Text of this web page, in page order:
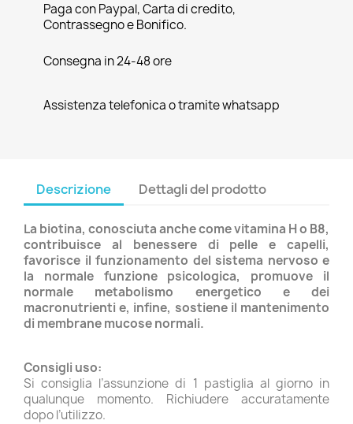
Paga con Paypal, Carta di credito,
Contrassegno e Bonifico.
Consegna in 24-48 ore
Assistenza telefonica o tramite whatsapp
Descrizione Dettagli del prodotto
La biotina, conosciuta anche come vitamina H o B8,
contribuisce al benessere di pelle e capelli,
favorisce il funzionamento del sistema nervoso e
la normale funzione psicologica, promuove il
normale metabolismo energetico e dei
macronutrienti e, infine, sostiene il mantenimento
di membrane mucose normali.
Consigli uso:
Si consiglia l’assunzione di 1 pastiglia al giorno in
qualunque momento. Richiudere accuratamente
dopo l’utilizzo.